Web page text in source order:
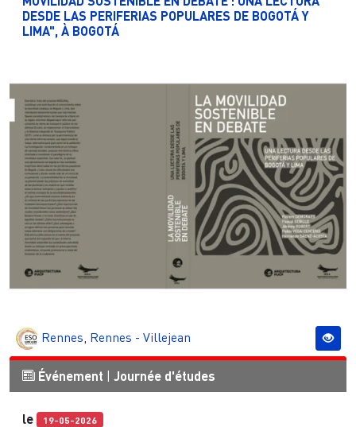
DESDE LAS PERIFERIAS POPULARES DE BOGOTÁ Y
LIMA", À BOGOTÁ
Rennes Rennes - Villejean
Événement | Journée d'études
le 19-05-2026